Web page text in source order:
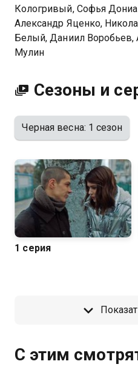
Кологривый, Софья
Александр Яценко,
Белый, Даниил Воробьев,
Мулин
Сезоны и
Черная весна: 1 сезон
1 серия
С этим